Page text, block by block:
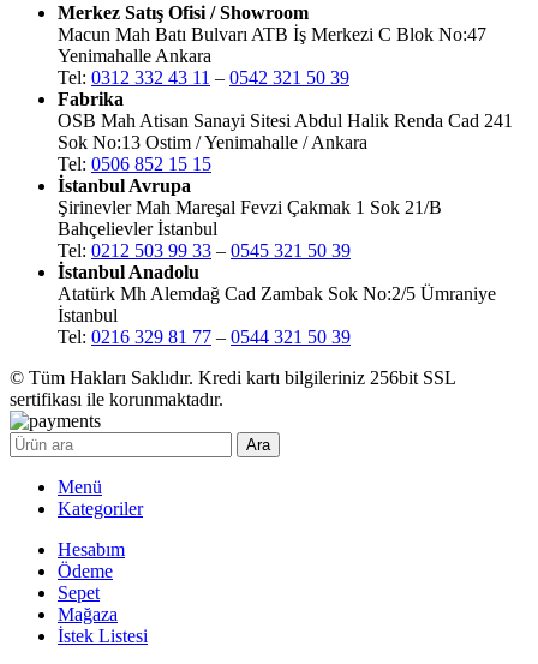
Merkez Satış Ofisi / Showroom
Macun Mah Batı Bulvarı ATB İş Merkezi C Blok No:47
Yenimahalle Ankara
Tel: 0312 332 43 11 – 0542 321 50 39
Fabrika
OSB Mah Atisan Sanayi Sitesi Abdul Halik Renda Cad 241
Sok No:13 Ostim / Yenimahalle / Ankara
Tel: 0506 852 15 15
İstanbul Avrupa
Şirinevler Mah Mareşal Fevzi Çakmak 1 Sok 21/B
Bahçelievler İstanbul
Tel: 0212 503 99 33 – 0545 321 50 39
İstanbul Anadolu
Atatürk Mh Alemdağ Cad Zambak Sok No:2/5 Ümraniye
İstanbul
Tel: 0216 329 81 77 – 0544 321 50 39
© Tüm Hakları Saklıdır. Kredi kartı bilgileriniz 256bit SSL
sertifikası ile korunmaktadır.
Ara
Menü
Kategoriler
Hesabım
Ödeme
Sepet
Mağaza
İstek Listesi